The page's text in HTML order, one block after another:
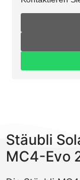
Stäubli
MC4-Evo